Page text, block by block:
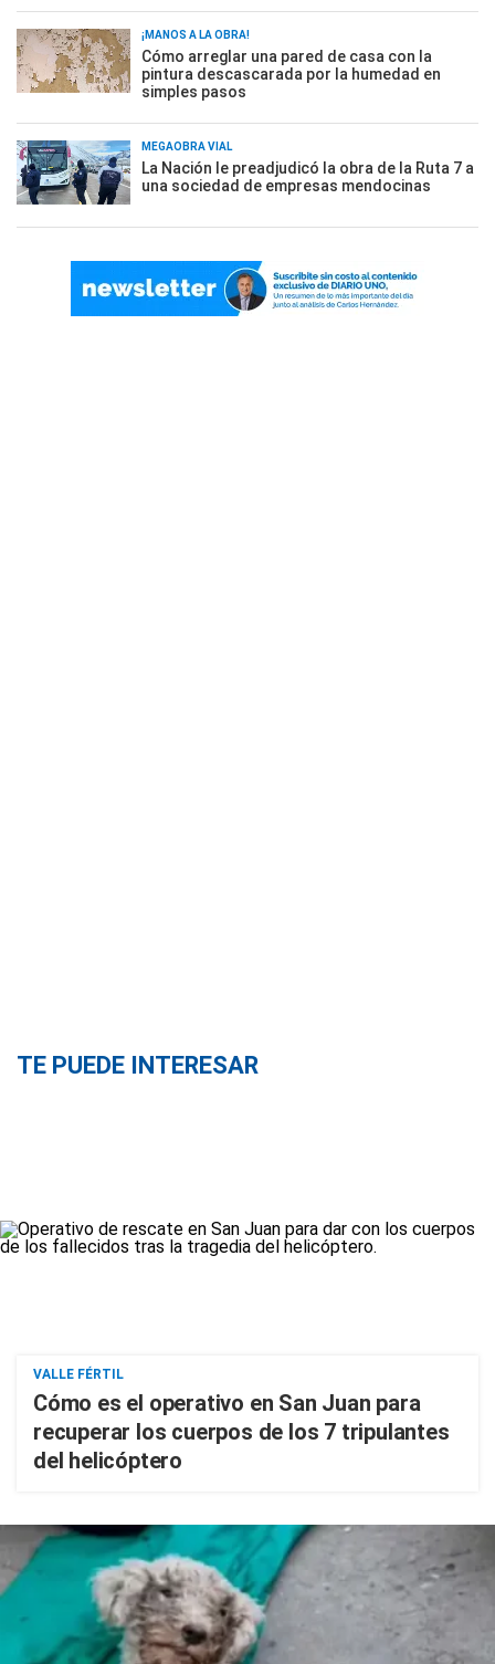
¡MANOS A LA OBRA!
Cómo arreglar una pared de casa con la
pintura descascarada por la humedad en
simples pasos
MEGAOBRA VIAL
La Nación le preadjudicó la obra de la Ruta 7 a
una sociedad de empresas mendocinas
TE PUEDE INTERESAR
VALLE FÉRTIL
Cómo es el operativo en San Juan para
recuperar los cuerpos de los 7 tripulantes
del helicóptero